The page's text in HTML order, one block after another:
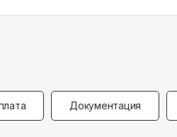
Документация